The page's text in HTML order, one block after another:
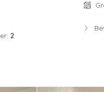
2